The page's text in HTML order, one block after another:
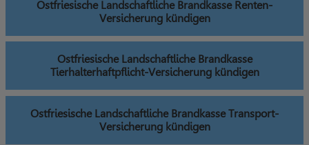
Ostfriesische Landschaftliche Brandkasse Renten-
Versicherung kündigen
Ostfriesische Landschaftliche Brandkasse
Tierhalterhaftpflicht-Versicherung kündigen
Ostfriesische Landschaftliche Brandkasse Transport-
Versicherung kündigen